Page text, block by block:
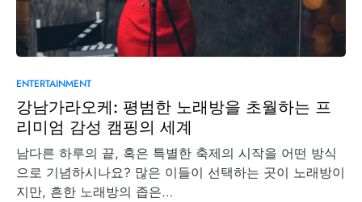
ENTERTAINMENT
강남가라오케: 평범한 노래방을 초월하는 프
리미엄 감성 캠핑의 세계
남다른 하루의 끝, 혹은 특별한 축제의 시작을 어떤 방식
으로 기념하시나요? 많은 이들이 선택하는 곳이 노래방이
지만, 흔한 노래방의 좁은…